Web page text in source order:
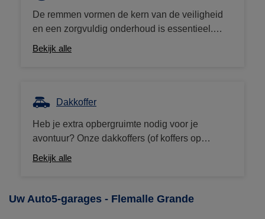
De remmen vormen de kern van de veiligheid
en een zorgvuldig onderhoud is essentieel.
Auto5 biedt een breed gamma aan remblokken
concurrerende prijzen.
Bekijk alle
Dakkoffer
Heb je extra opbergruimte nodig voor je
avontuur? Onze dakkoffers (of koffers op
trekhaken) zijn de ideale oplossing! We bieden
gratis montage in het center!
Bekijk alle
Uw Auto5-garages - Flemalle Grande